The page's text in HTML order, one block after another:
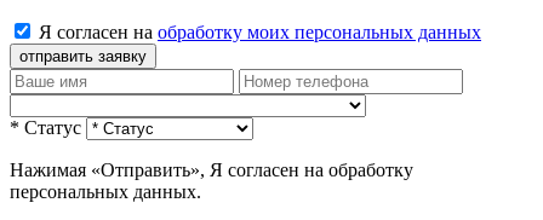
Я согласен на обработку моих персональных данных
отправить заявку
* Статус
Нажимая «Отправить», Я согласен на обработку
персональных данных.